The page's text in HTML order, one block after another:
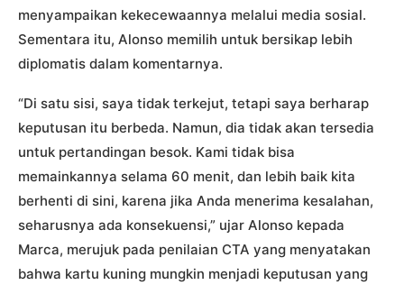
menyampaikan kekecewaannya melalui media sosial.
Sementara itu, Alonso memilih untuk bersikap lebih
diplomatis dalam komentarnya.
“Di satu sisi, saya tidak terkejut, tetapi saya berharap
keputusan itu berbeda. Namun, dia tidak akan tersedia
untuk pertandingan besok. Kami tidak bisa
memainkannya selama 60 menit, dan lebih baik kita
berhenti di sini, karena jika Anda menerima kesalahan,
seharusnya ada konsekuensi,” ujar Alonso kepada
Marca, merujuk pada penilaian CTA yang menyatakan
bahwa kartu kuning mungkin menjadi keputusan yang